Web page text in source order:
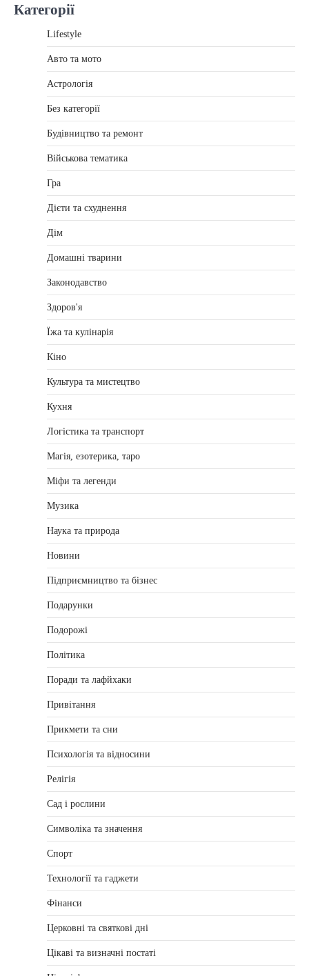
Категорії
Lifestyle
Авто та мото
Астрологія
Без категорії
Будівництво та ремонт
Військова тематика
Гра
Дієти та схуднення
Дім
Домашні тварини
Законодавство
Здоров'я
Їжа та кулінарія
Кіно
Культура та мистецтво
Кухня
Логістика та транспорт
Магія, езотерика, таро
Міфи та легенди
Музика
Наука та природа
Новини
Підприємництво та бізнес
Подарунки
Подорожі
Політика
Поради та лафйхаки
Привітання
Прикмети та сни
Психологія та відносини
Релігія
Сад і рослини
Символіка та значення
Спорт
Технології та гаджети
Фінанси
Церковні та святкові дні
Цікаві та визначні постаті